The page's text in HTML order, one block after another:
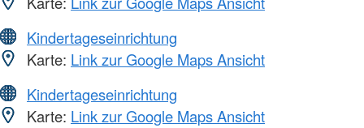
Kindertageseinrichtung
Karte: Link zur Google Maps Ansicht
Kindertageseinrichtung
Karte: Link zur Google Maps Ansicht